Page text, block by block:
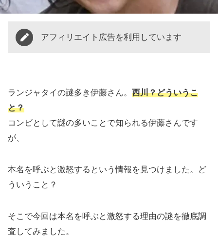
アフィリエイト広告を利用しています
ランジャタイの謎多き伊藤さん。 西川？どういうこ
と？
コンビとして謎の多いことで知られる伊藤さんです
が、
本名を呼ぶと激怒するという情報を見つけました。ど
ういうこと？
そこで今回は本名を呼ぶと激怒する理由の謎を徹底調
査してみました。